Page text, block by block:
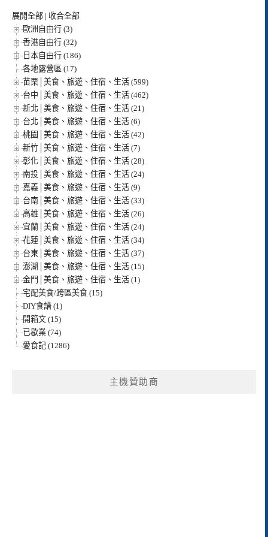
展開全部 | 收合全部
歐洲自由行 (3)
香港自由行 (32)
日本自由行 (186)
各地露營區 (17)
苗栗│美食、旅遊、住宿、生活 (599)
台中│美食、旅遊、住宿、生活 (462)
新北│美食、旅遊、住宿、生活 (21)
台北│美食、旅遊、住宿、生活 (6)
桃園│美食、旅遊、住宿、生活 (42)
新竹│美食、旅遊、住宿、生活 (7)
彰化│美食、旅遊、住宿、生活 (28)
南投│美食、旅遊、住宿、生活 (24)
嘉義│美食、旅遊、住宿、生活 (9)
台南│美食、旅遊、住宿、生活 (33)
高雄│美食、旅遊、住宿、生活 (26)
宜蘭│美食、旅遊、住宿、生活 (24)
花蓮│美食、旅遊、住宿、生活 (34)
台東│美食、旅遊、住宿、生活 (37)
澎湖│美食、旅遊、住宿、生活 (15)
金門│美食、旅遊、住宿、生活 (1)
宅配美食/跨區美食 (15)
DIY食譜 (1)
開箱文 (15)
已歇業 (74)
愛食記 (1286)
主機贊助商